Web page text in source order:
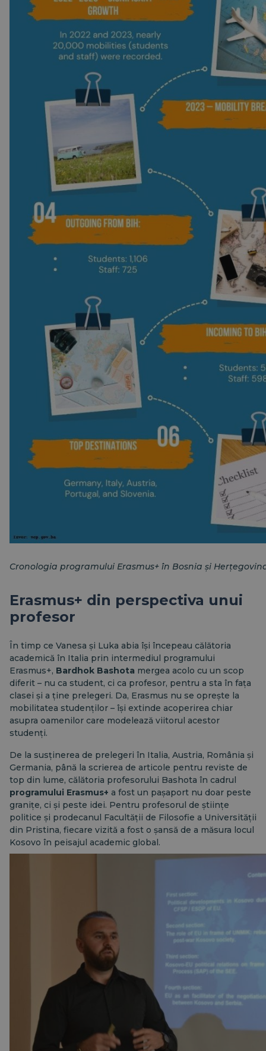
Cronologia programului Erasmus+ în Bosnia și
Erasmus+ din perspectiva unui
profesor
În timp ce Vanesa și Luka abia își începeau călătoria
academică în Italia prin intermediul programului
Erasmus+, Bardhok Bashota mergea acolo cu un scop
diferit – nu ca student, ci ca profesor, pentru a sta în fața
clasei și a ține prelegeri. Da, Erasmus nu se oprește la
mobilitatea studenților – își extinde acoperirea chiar
asupra oamenilor care modelează viitorul acestor
studenți.
De la susținerea de prelegeri în Italia, Austria, România și
Germania, până la scrierea de articole pentru reviste de
top din lume, călătoria profesorului Bashota în cadrul
programului Erasmus+ a fost un pașaport nu doar peste
granițe, ci și peste idei. Pentru profesorul de științe
politice și prodecanul Facultății de Filosofie a Universității
din Pristina, fiecare vizită a fost o șansă de a măsura locul
Kosovo în peisajul academic global.